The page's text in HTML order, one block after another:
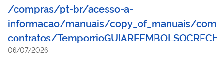
fortalecimento das garantias trabalhistas em contratos de
prestação de serviços contínuos com regime de dedicação
exclusiva de mão de obra no âmbito da administração pública
federal direta, autárquica e fundacional, nos termos do art. 5º
/compras/pt-br/acesso-a-
informacao/manuais/copy_of_manuais/
contratos/
06/07/2026